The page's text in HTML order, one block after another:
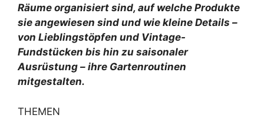
Räume organisiert sind, auf welche Produkte
sie angewiesen sind und wie kleine Details –
von Lieblingstöpfen und Vintage-
Fundstücken bis hin zu saisonaler
Ausrüstung – ihre Gartenroutinen
mitgestalten.
THEMEN